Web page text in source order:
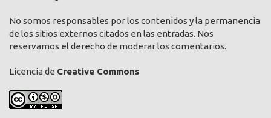
No somos responsables por los contenidos y la permanencia
de los sitios externos citados en las entradas. Nos
reservamos el derecho de moderar los comentarios.
Licencia de Creative Commons